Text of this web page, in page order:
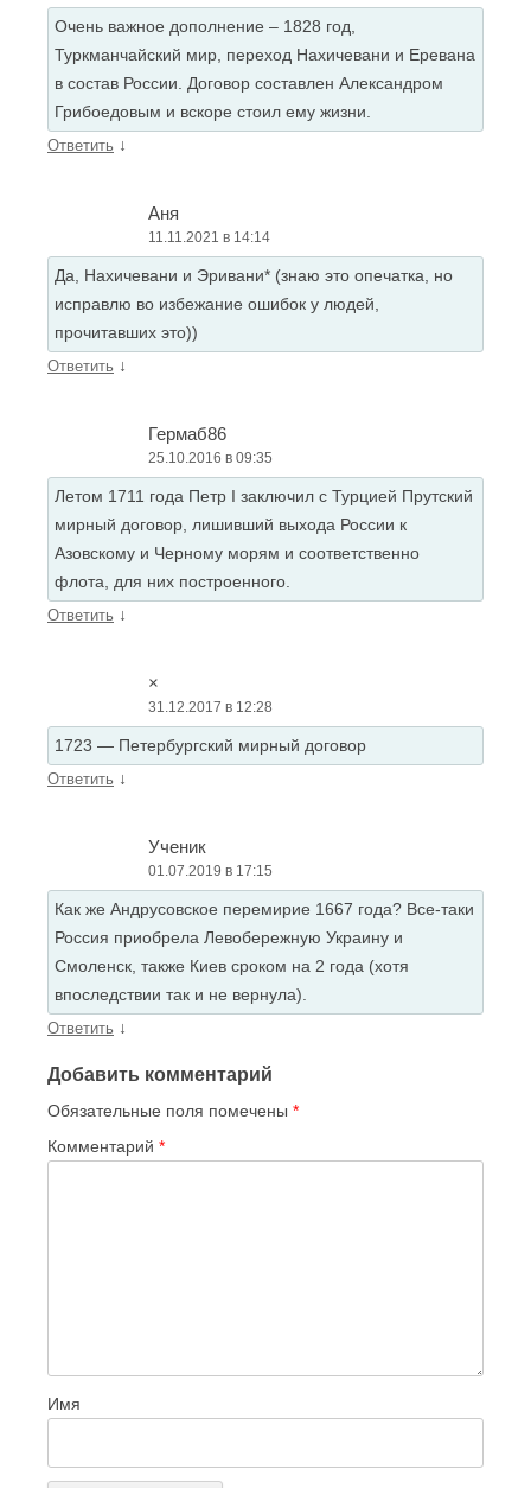
Очень важное дополнение – 1828 год,
Туркманчайский мир, переход Нахичевани и Еревана
в состав России. Договор составлен Александром
Грибоедовым и вскоре стоил ему жизни.
Ответить ↓
Аня
11.11.2021 в 14:14
Да, Нахичевани и Эривани* (знаю это опечатка, но
исправлю во избежание ошибок у людей,
прочитавших это))
Ответить ↓
Гермаб86
25.10.2016 в 09:35
Летом 1711 года Петр I заключил с Турцией Прутский
мирный договор, лишивший выхода России к
Азовскому и Черному морям и соответственно
флота, для них построенного.
Ответить ↓
×
31.12.2017 в 12:28
1723 — Петербургский мирный договор
Ответить ↓
Ученик
01.07.2019 в 17:15
Как же Андрусовское перемирие 1667 года? Все-таки
Россия приобрела Левобережную Украину и
Смоленск, также Киев сроком на 2 года (хотя
впоследствии так и не вернула).
Ответить ↓
Добавить комментарий
Обязательные поля помечены *
Комментарий *
Имя